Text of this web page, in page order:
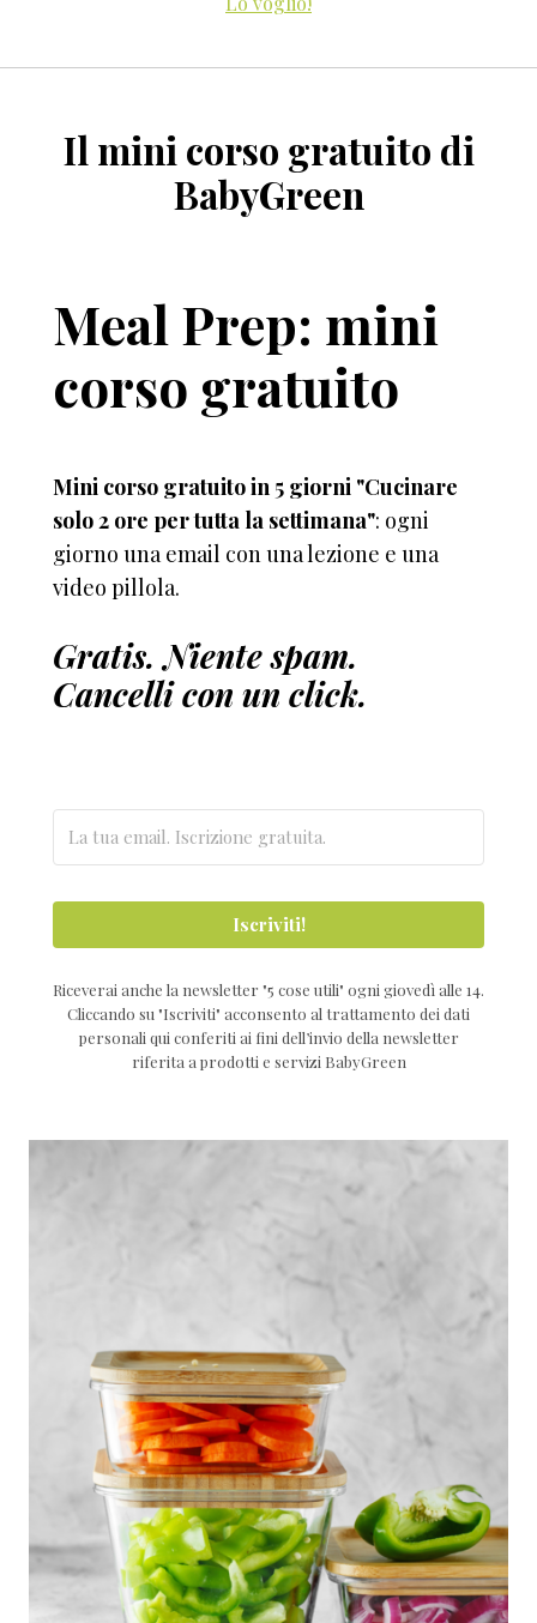
Il mini corso gratuito di
BabyGreen
Meal Prep: mini
corso gratuito
Mini corso gratuito in 5 giorni "Cucinare
solo 2 ore per tutta la settimana": ogni
giorno una email con una lezione e una
video pillola.
Gratis. Niente spam.
Cancelli con un click.
Iscriviti!
Riceverai anche la newsletter "5 cose utili" ogni giovedì alle 14.
Cliccando su "Iscriviti" acconsento al trattamento dei dati
personali qui conferiti ai fini dell’invio della newsletter
riferita a prodotti e servizi BabyGreen